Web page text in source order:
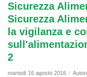
Sicurezza
Sicurezza
la vigilanza e
2
martedì 16 agosto 2016 /